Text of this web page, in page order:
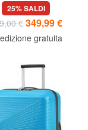
25% SALDI
€ 349,99 €
gratuita